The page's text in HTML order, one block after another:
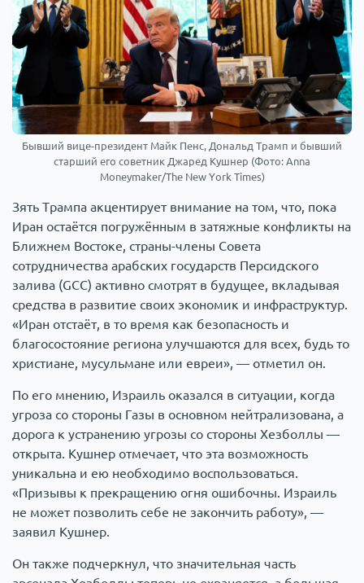
Бывший вице-президент Майк Пенс, Дональд Трамп и бывший
старший его советник Джаред Кушнер (Фото: Anna
Moneymaker/The New York Times)
Зять Трампа акцентирует внимание на том, что, пока
Иран остаётся погружённым в затяжные конфликты на
Ближнем Востоке, страны-члены Совета
сотрудничества арабских государств Персидского
залива (GCC) активно смотрят в будущее, вкладывая
средства в развитие своих экономик и инфраструктур.
«Иран отстаёт, в то время как безопасность и
благосостояние региона улучшаются для всех, будь то
христиане, мусульмане или евреи», — отметил он.
По его мнению, Израиль оказался в ситуации, когда
угроза со стороны Газы в основном нейтрализована, а
дорога к устранению угрозы со стороны Хезболлы —
открыта. Кушнер отмечает, что эта возможность
уникальна и ею необходимо воспользоваться.
«Призывы к прекращению огня ошибочны. Израиль
не может позволить себе не закончить работу», —
заявил Кушнер.
Он также подчеркнул, что значительная часть